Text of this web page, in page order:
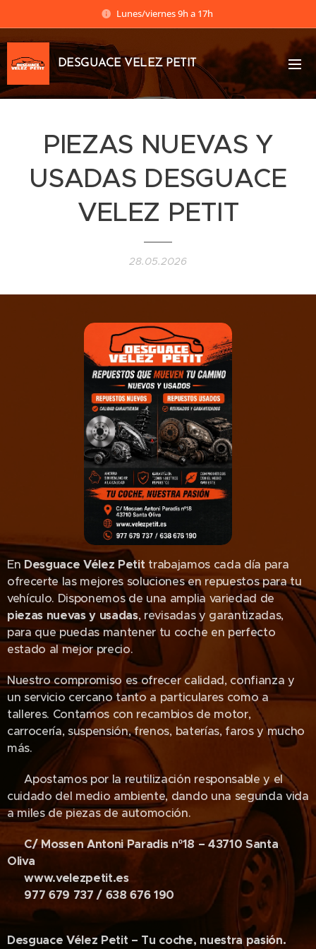
Lunes/viernes 9h a 17h
DESGUACE VELEZ PETIT
PIEZAS NUEVAS Y
USADAS DESGUACE
VELEZ PETIT
28.05.2026
En Desguace Vélez Petit trabajamos cada día para
ofrecerte las mejores soluciones en repuestos para tu
vehículo. Disponemos de una amplia variedad de
piezas nuevas y usadas, revisadas y garantizadas,
para que puedas mantener tu coche en perfecto
estado al mejor precio.
Nuestro compromiso es ofrecer calidad, confianza y
un servicio cercano tanto a particulares como a
talleres. Contamos con recambios de motor,
carrocería, suspensión, frenos, baterías, faros y mucho
más.
♻️ Apostamos por la reutilización responsable y el
cuidado del medio ambiente, dando una segunda vida
a miles de piezas de automoción.
📍C/ Mossen Antoni Paradis nº18 – 43710 Santa
Oliva
🌐www.velezpetit.es
977 679 737 / 638 676 190
Desguace Vélez Petit – Tu coche, nuestra pasión.